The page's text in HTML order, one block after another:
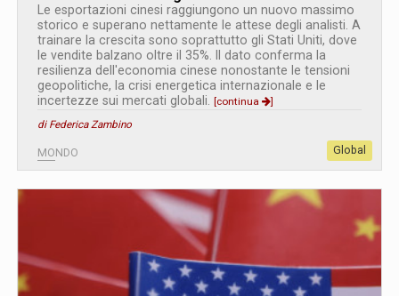
Le esportazioni cinesi raggiungono un nuovo massimo
storico e superano nettamente le attese degli analisti. A
trainare la crescita sono soprattutto gli Stati Uniti, dove
le vendite balzano oltre il 35%. Il dato conferma la
resilienza dell'economia cinese nonostante le tensioni
geopolitiche, la crisi energetica internazionale e le
incertezze sui mercati globali. [continua
]
di Federica Zambino
MONDO Global